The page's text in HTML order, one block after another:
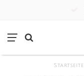
Startseite